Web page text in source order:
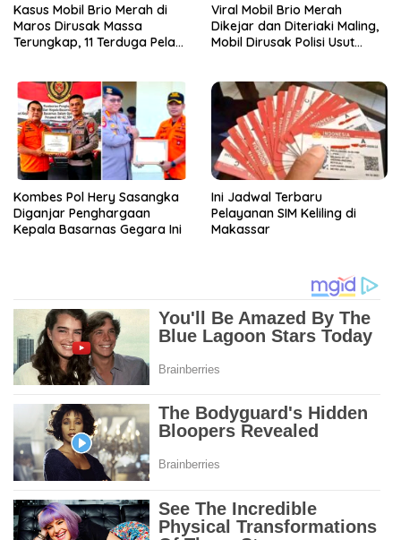
Kasus Mobil Brio Merah di
Maros Dirusak Massa
Terungkap, 11 Terduga Pelaku
Viral Mobil Brio Merah
Dikejar dan Diteriaki Maling,
Mobil Dirusak Polisi Usut
Kombes Pol Hery Sasangka
Diganjar Penghargaan
Kepala Basarnas Gegara Ini
Ini Jadwal Terbaru
Pelayanan SIM Keliling di
Makassar